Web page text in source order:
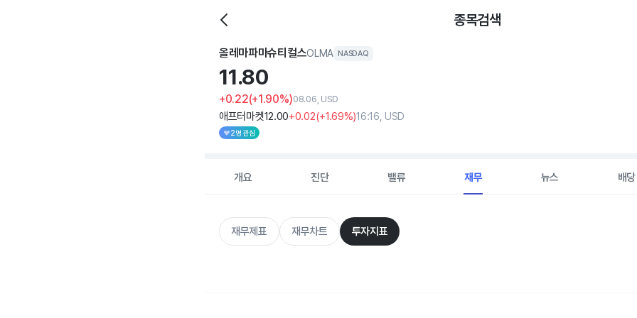
종목검색
올레마파마슈티컬스OLMA NASDAQ
11.80
+0.22(+1.90%)08.06, USD
애프터마켓12.00+0.02(+1.69%)16:16, USD
2명 관심
개요 진단 밸류 재무 뉴스 배당
재무제표 재무차트 투자지표